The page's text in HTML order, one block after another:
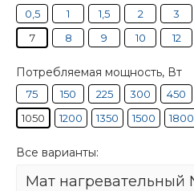
0,5 1 1,5 2 3
7
8 9 10 12
Потребляемая мощность, Вт
75 150 225 300 450
1050
1200 1350 1500 1800
Все варианты: